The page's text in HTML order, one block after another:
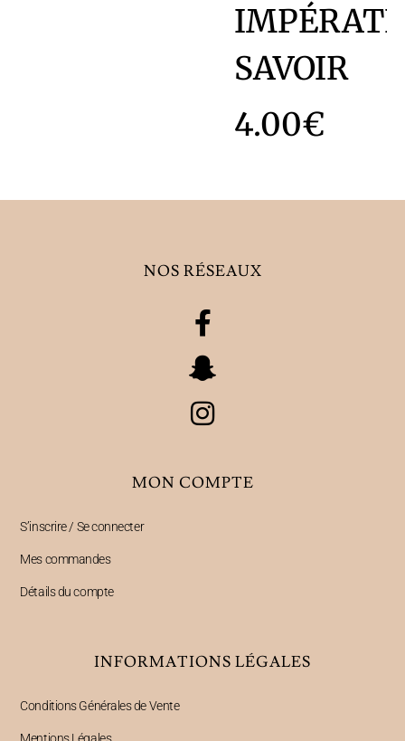
SAVOIR
4.00€
NOS RÉSEAUX
MON COMPTE
S’inscrire / Se connecter
Mes commandes
Détails du compte
INFORMATIONS LÉGALES
Conditions Générales de Vente
Mentions Légales